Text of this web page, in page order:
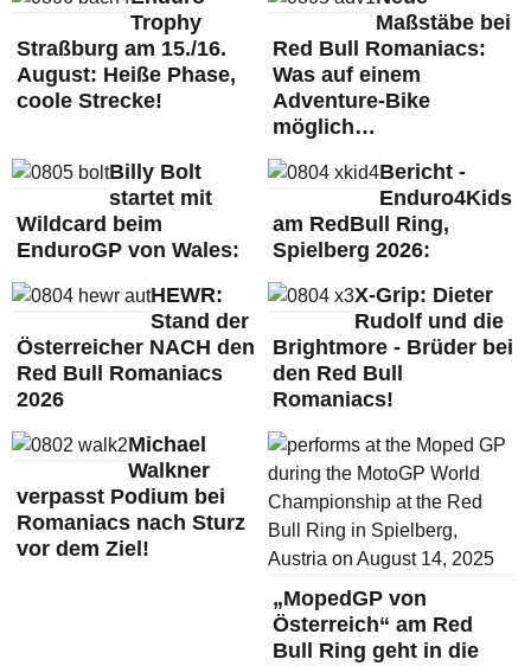
Trophy
Straßburg am 15./16.
August: Heiße Phase,
coole Strecke!
Maßstäbe bei
Red Bull Romaniacs:
Was auf einem
Adventure-Bike
möglich…
Billy Bolt
startet mit
Wildcard beim
EnduroGP von Wales:
Bericht -
Enduro4Kids
am RedBull Ring,
Spielberg 2026:
HEWR:
Stand der
Österreicher NACH den
Red Bull Romaniacs
2026
X-Grip: Dieter
Rudolf und die
Brightmore - Brüder bei
den Red Bull
Romaniacs!
Michael
Walkner
verpasst Podium bei
Romaniacs nach Sturz
vor dem Ziel!
„MopedGP von
Österreich“ am Red
Bull Ring geht in die